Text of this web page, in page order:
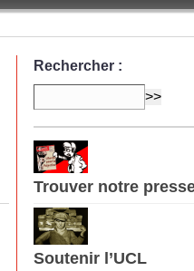
Rechercher :
Trouver notre
Soutenir l’UCL